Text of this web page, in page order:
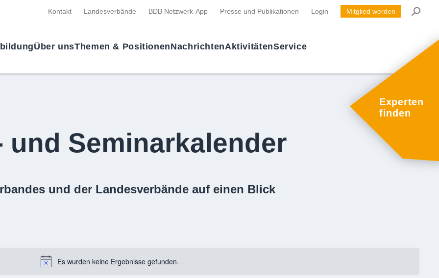
Kontakt Landesverbände BDB Netzwerk-App Presse und Publikationen Login Mitglied werden
Über unsThemen & PositionenNachrichtenAktivitätenService
Experten
finden
und Seminarkalender
und der Landesverbände auf einen Blick
Notice
Es wurden keine Ergebnisse gefunden.